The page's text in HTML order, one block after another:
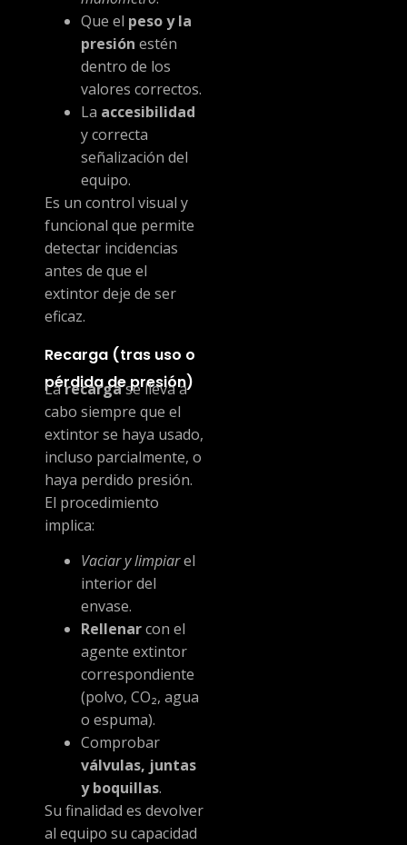
Que el peso y la
presión estén
dentro de los
valores correctos.
La accesibilidad
y correcta
señalización del
equipo.
Es un control visual y
funcional que permite
detectar incidencias
antes de que el
extintor deje de ser
eficaz.
Recarga (tras uso o
pérdida de presión)
Larecargase lleva a
cabo siempre que el
extintor se haya usado,
incluso parcialmente, o
haya perdido presión.
El procedimiento
implica:
Vaciar y limpiarel
interior del
envase.
Rellenarcon el
agente extintor
correspondiente
(polvo, CO₂, agua
o espuma).
Comprobar
válvulas, juntas
y boquillas.
Su finalidad es devolver
al equipo su capacidad